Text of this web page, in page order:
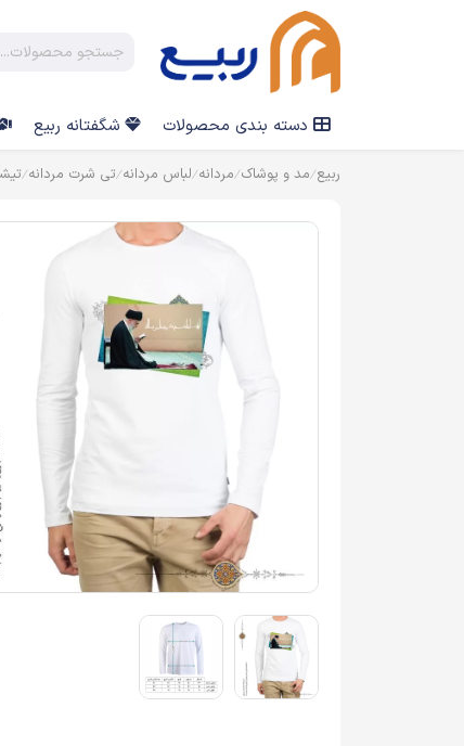
دسته بندی محصولات شگفتانه ربیع
ربیع مد و پوشاک مردانه لباس مردانه تی شرت مردانه